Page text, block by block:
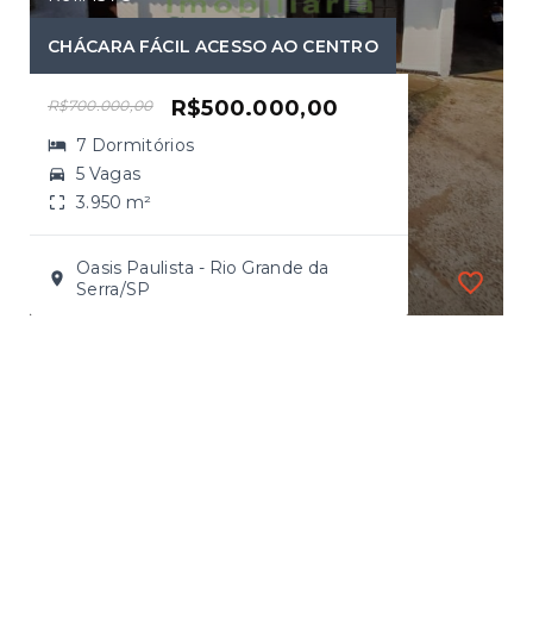
CHÁCARA FÁCIL ACESSO AO CENTRO
R$700.000,00 R$500.000,00
7 Dormitórios
5 Vagas
3.950 m²
Oasis Paulista - Rio Grande da
Serra/SP